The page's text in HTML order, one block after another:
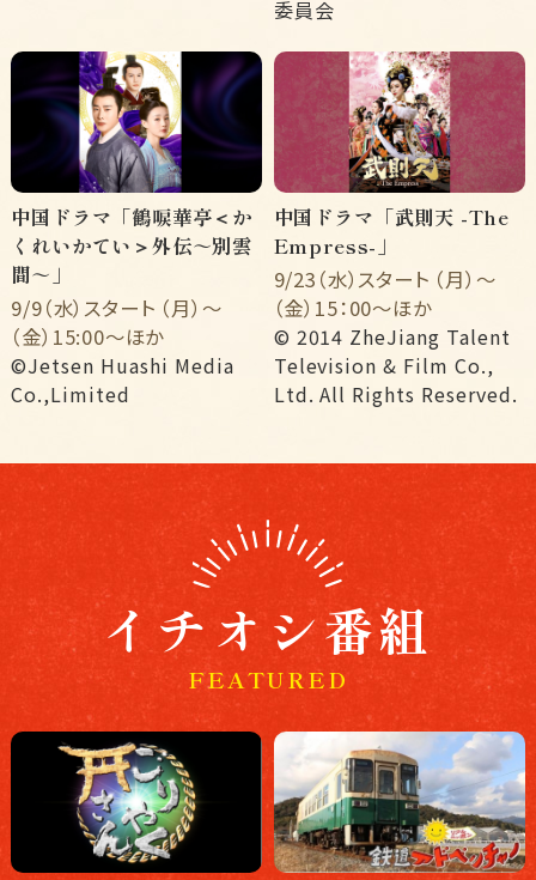
委員会
中国ドラマ「鶴唳華亭＜か
くれいかてい＞外伝～別雲
間～」
9/9（水）スタート （月）〜
（金）15:00〜ほか
©Jetsen Huashi Media
Co.,Limited
中国ドラマ「武則天 -The
Empress-」
9/23（水）スタート （月）〜
（金）15：00〜ほか
© 2014 ZheJiang Talent
Television & Film Co.,
Ltd. All Rights Reserved.
イチオシ番組
FEATURED